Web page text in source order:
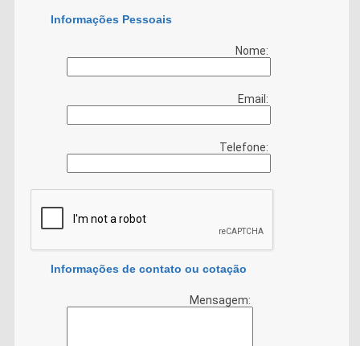
Informações Pessoais
Nome:
Email:
Telefone:
Informações de contato ou cotação
Mensagem: